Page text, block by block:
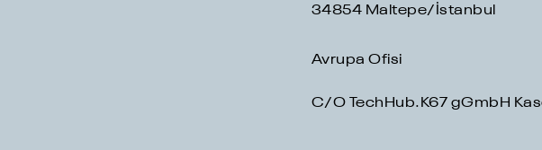
34854 Maltepe/İstanbul
Avrupa Ofisi
C/O TechHub.K67 gGmbH